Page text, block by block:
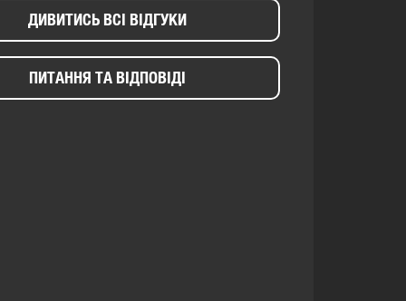
ДИВИТИСЬ ВСІ ВІДГУКИ
ПИТАННЯ ТА ВІДПОВІДІ